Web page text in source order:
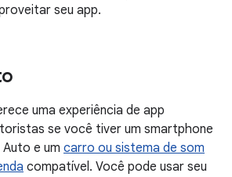
seu app.
uma experiência de app
se você tiver um smartphone
e um carro ou sistema de som
compatível. Você pode usar seu